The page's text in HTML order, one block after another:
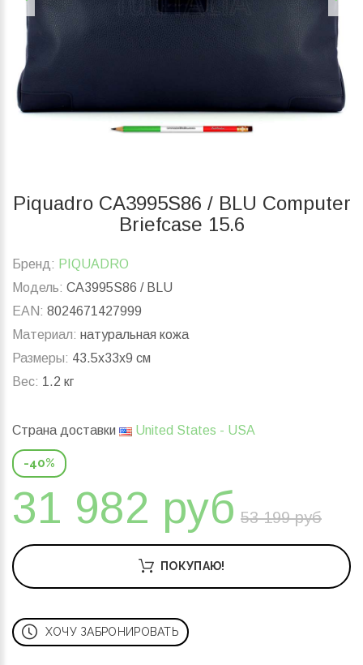
Piquadro CA3995S86 / BLU Computer
Briefcase 15.6
Бренд: PIQUADRO
Модель: CA3995S86 / BLU
EAN: 8024671427999
Материал: натуральная кожа
Размеры: 43.5x33x9 см
Вес: 1.2 кг
Страна доставки United States - USA
-40%
31 982 руб 53 199 руб
ПОКУПАЮ!
ХОЧУ ЗАБРОНИРОВАТЬ